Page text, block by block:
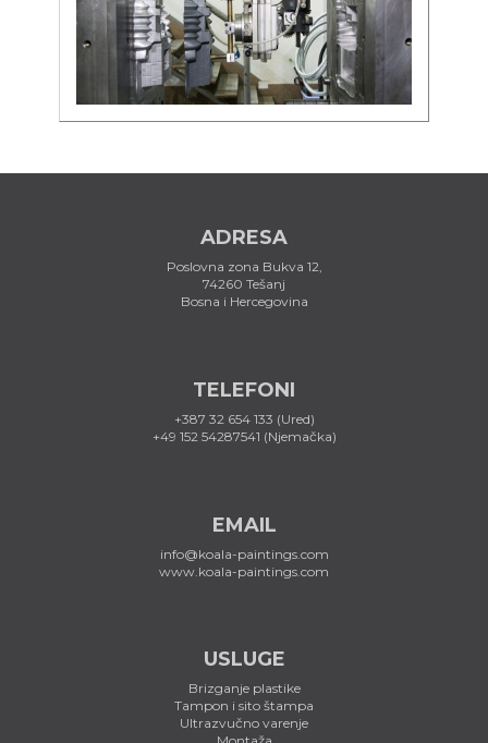
ADRESA
Poslovna zona Bukva 12,
74260 Tešanj
Bosna i Hercegovina
TELEFONI
+387 32 654 133 (Ured)
+49 152 54287541 (Njemačka)
EMAIL
info@koala-paintings.com
www.koala-paintings.com
USLUGE
Brizganje plastike
Tampon i sito štampa
Ultrazvučno varenje